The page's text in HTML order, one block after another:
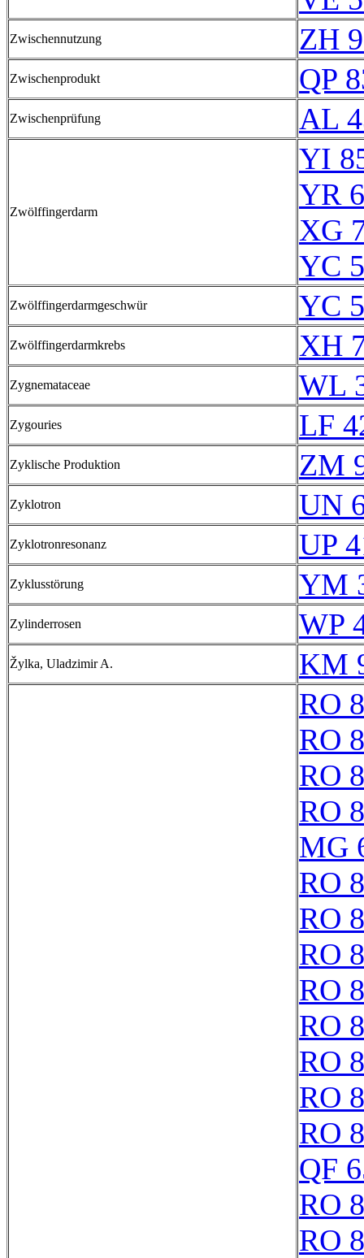
Zwischennutzung ZH
Zwischenprodukt QP
Zwischenprüfung AL
Zwölffingerdarm
YI
YR
XG
YC
Zwölffingerdarmgeschwür YC
Zwölffingerdarmkrebs XH
Zygnemataceae WL
Zygouries LF
Zyklische Produktion ZM
Zyklotron UN
Zyklotronresonanz UP
Zyklusstörung YM
Zylinderrosen WP
Žylka, Uladzimir A.
KM
RO
RO
RO
RO
MG
RO
RO
RO
RO
RO
RO
RO
RO
QF
RO
RO